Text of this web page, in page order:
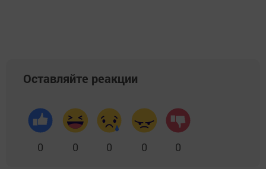
Оставляйте реакции
0 0 0 0 0